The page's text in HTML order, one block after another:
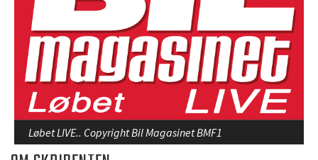
Løbet LIVE.. Copyright Bil Magasinet BMF1